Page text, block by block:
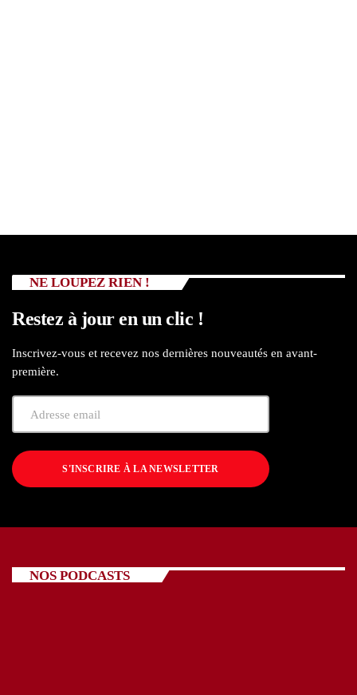
NE LOUPEZ RIEN !
Restez à jour en un clic !
Inscrivez-vous et recevez nos dernières nouveautés en avant-
première.
S'INSCRIRE À LA NEWSLETTER
NOS PODCASTS